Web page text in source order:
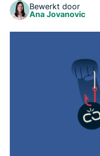
Echte voorbeelden van
Bescherm jezelf tegen
ExpressVPN Threat
Veelgestelde vragen
Bewerkt door
Ana Jovanovic